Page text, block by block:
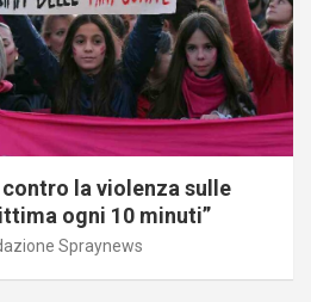
la violenza sulle
ogni 10 minuti”
Spraynews